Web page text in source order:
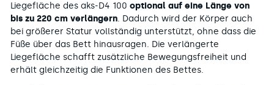
Liegefläche des aks-D4 100 optional auf eine Länge von
bis zu 220 cm verlängern. Dadurch wird der Körper auch
bei größerer Statur vollständig unterstützt, ohne dass die
Füße über das Bett hinausragen. Die verlängerte
Liegefläche schafft zusätzliche Bewegungsfreiheit und
erhält gleichzeitig die Funktionen des Bettes.